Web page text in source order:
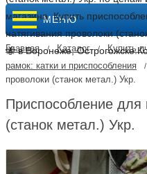
магазина. Купить
натягивания проволоки
🐝 в Воронеже, Острогожске.
МЕНЮ
Главная / Каталог / Купить
рамок: катки и приспособления
/
проволоки (станок метал.) Укр.
Приспособление для
(станок метал.) Укр.